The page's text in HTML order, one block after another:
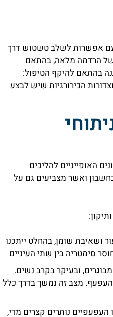
עם אפשרות לשלב טשטוש דרך
של הרדמה מלאה, בהתאם
בהתאם להיקף הטיפול:
הכירורגיות שיש לבצע
האופייניים להליכים
ואשר מצביעים גם על
ושאיבת שומן, בהחלט ייתכנו
סימטריה בין שתי העיניים
ובעיקר בקרב נשים.
מצב זה נמשך בדרך כלל
נותרים קצרים מדי,